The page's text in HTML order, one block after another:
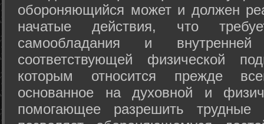
обороняющийся может и должен
начатые действия, что
самообладания и
соответствующей физической
которым относится прежде
основанное на духовной и
помогающее разрешить